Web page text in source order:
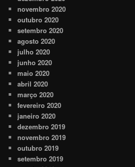
novembro 2020
outubro 2020
setembro 2020
agosto 2020
julho 2020
junho 2020
maio 2020
abril 2020
março 2020
fevereiro 2020
janeiro 2020
dezembro 2019
novembro 2019
outubro 2019
setembro 2019